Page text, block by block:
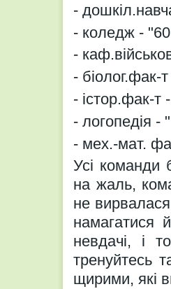
-
- коледж -
-
- біолог.фак-
- істор.фак-т
- логопедія -
- мех.-мат.
Усі команди
на жаль,
не
намагатися
невдачі, і
тренуйтесь
щирими, які